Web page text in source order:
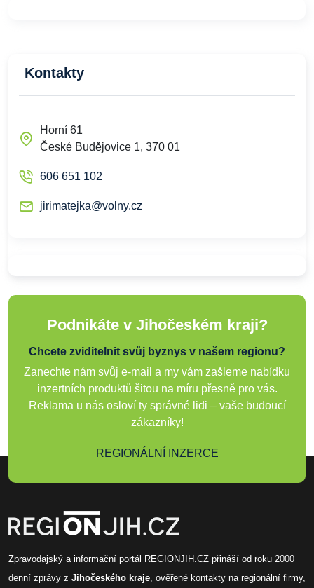
Kontakty
Horní 61
České Budějovice 1, 370 01
606 651 102
jirimatejka@volny.cz
Podnikáte v Jihočeském kraji?
Chcete zviditelnit svůj byznys v našem regionu?
Zanechte nám svůj e-mail a my vám zašleme nabídku
inzertních produktů šitou na míru přesně pro vás.
Reklama u nás osloví ty správné lidi – vaše budoucí
zákazníky!
REGIONÁLNÍ INZERCE
Zpravodajský a informační portál REGIONJIH.CZ přináší od roku 2000
denní zprávy z Jihočeského kraje, ověřené kontakty na regionální firmy,